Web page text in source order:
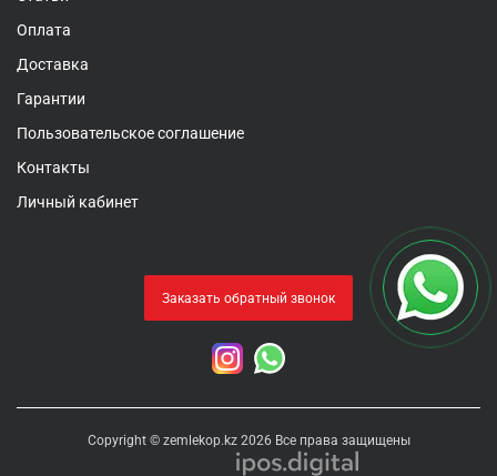
Оплата
Доставка
Гарантии
Пользовательское соглашение
Контакты
Личный кабинет
Заказать обратный звонок
Copyright © zemlekop.kz 2026 Все права защищены